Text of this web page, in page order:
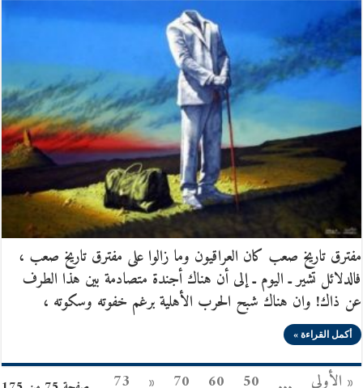
مفترق تاريخ صعب كان العراقيون وما زالوا على مفترق تاريخ صعب ،
فالدلائل تشير ـ اليوم ـ إلى أن هناك أجندة متصادمة بين هذا الطرف
عن ذاك! وان هناك شبح الحرب الأهلية برغم خفوته وسكوته ،
أكمل القراءة »
« الأولى 50
60
70
«
73